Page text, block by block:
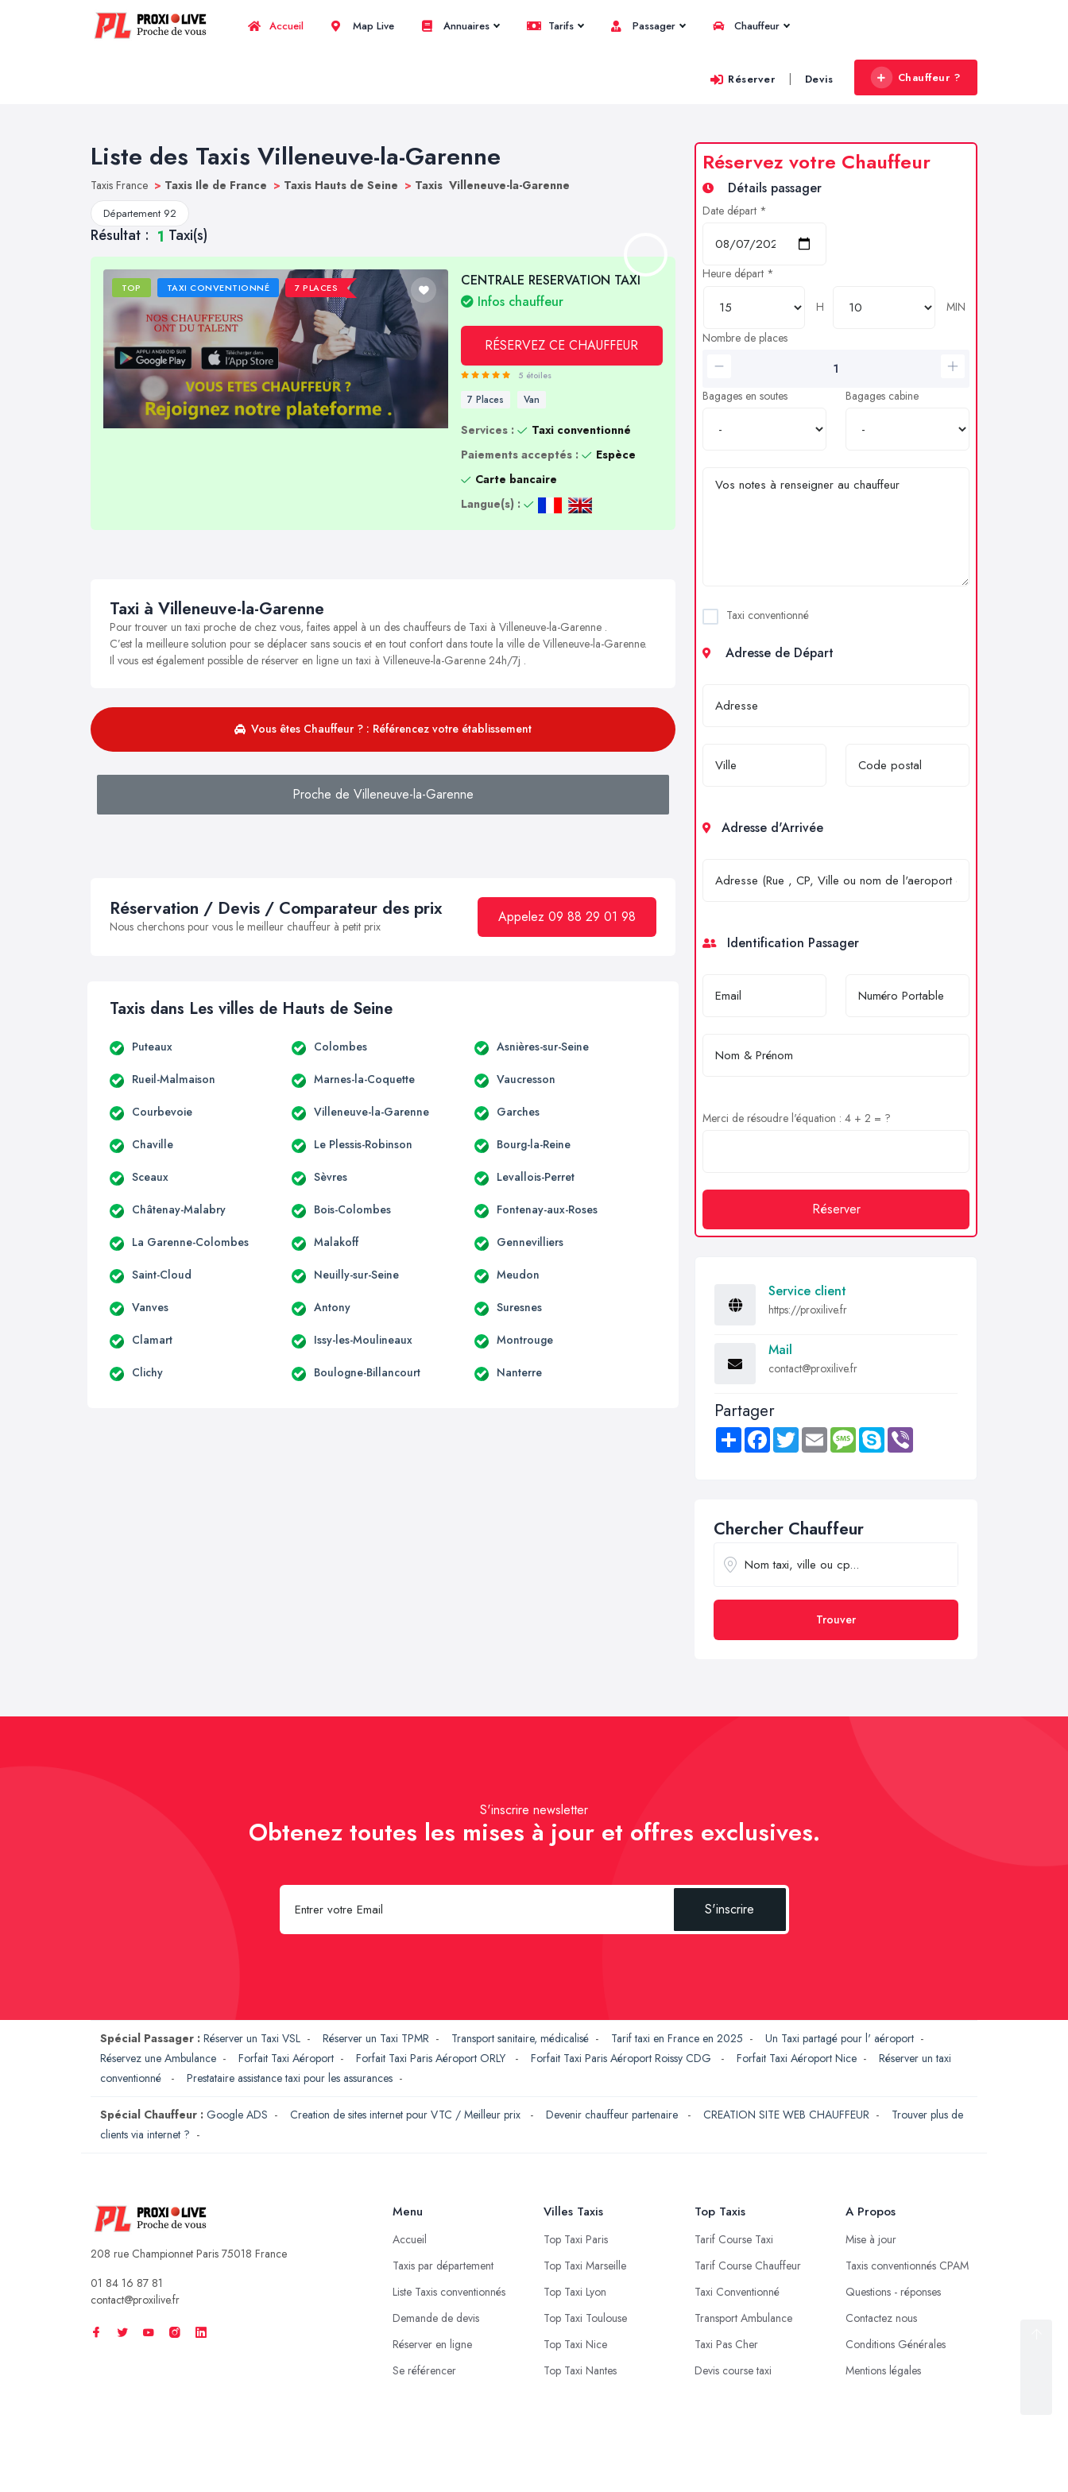
Accueil Map Live Annuaires Tarifs Passager Chauffeur
Réserver | Devis Chauffeur ?
Liste des Taxis Villeneuve-la-Garenne
Taxis France > Taxis Ile de France > Taxis Hauts de Seine > Taxis Villeneuve-la-Garenne
Département 92
Résultat : 1 Taxi(s)
TOP TAXI CONVENTIONNÉ 7 PLACES
CENTRALE RESERVATION TAXI
Infos chauffeur
RÉSERVEZ CE CHAUFFEUR
5 étoiles
7 Places Van
Services :
Taxi conventionné
Paiements acceptés :
Espèce
Carte bancaire
Langue(s) :
Taxi à Villeneuve-la-Garenne
Pour trouver un taxi proche de chez vous, faites appel à un des chauffeurs de Taxi à Villeneuve-la-Garenne .
C’est la meilleure solution pour se déplacer sans soucis et en tout confort dans toute la ville de Villeneuve-la-Garenne.
Il vous est également possible de réserver en ligne un taxi à Villeneuve-la-Garenne 24h/7j .
Vous êtes Chauffeur ? : Référencez votre établissement
Proche de Villeneuve-la-Garenne
Réservation / Devis / Comparateur des prix
Nous cherchons pour vous le meilleur chauffeur à petit prix
Appelez 09 88 29 01 98
Taxis dans Les villes de Hauts de Seine
Puteaux Colombes Asnières-sur-Seine
Rueil-Malmaison Marnes-la-Coquette Vaucresson
Courbevoie Villeneuve-la-Garenne Garches
Chaville Le Plessis-Robinson Bourg-la-Reine
Sceaux Sèvres Levallois-Perret
Châtenay-Malabry Bois-Colombes Fontenay-aux-Roses
La Garenne-Colombes Malakoff Gennevilliers
Saint-Cloud Neuilly-sur-Seine Meudon
Vanves Antony Suresnes
Clamart Issy-les-Moulineaux Montrouge
Clichy Boulogne-Billancourt Nanterre
Réservez votre Chauffeur
Détails passager
Date départ *
Heure départ *
H
MIN
Nombre de places
Bagages en soutes Bagages cabine
Taxi conventionné
Adresse de Départ
Adresse d'Arrivée
Identification Passager
Merci de résoudre l'équation : 4 + 2 = ?
Réserver
Service client
https://proxilive.fr
Mail
contact@proxilive.fr
Partager
Share FacebookTwitter Email MessageSkype
Chercher Chauffeur
Trouver
S'inscrire newsletter
Obtenez toutes les mises à jour et offres exclusives.
S'inscrire
Spécial Passager : Réserver un Taxi VSL - Réserver un Taxi TPMR - Transport sanitaire, médicalisé - Tarif taxi en France en 2025 - Un Taxi partagé pour l' aéroport -
Réservez une Ambulance - Forfait Taxi Aéroport - Forfait Taxi Paris Aéroport ORLY - Forfait Taxi Paris Aéroport Roissy CDG - Forfait Taxi Aéroport Nice - Réserver un taxi
conventionné
- Prestataire assistance taxi pour les assurances -
Spécial Chauffeur : Google ADS - Creation de sites internet pour VTC / Meilleur prix - Devenir chauffeur partenaire - CREATION SITE WEB CHAUFFEUR - Trouver plus de
clients via internet ? -
208 rue Championnet Paris 75018 France
01 84 16 87 81
contact@proxilive.fr
Menu
Accueil
Taxis par département
Liste Taxis conventionnés
Demande de devis
Réserver en ligne
Se référencer
Villes Taxis
Top Taxi Paris
Top Taxi Marseille
Top Taxi Lyon
Top Taxi Toulouse
Top Taxi Nice
Top Taxi Nantes
Top Taxis
Tarif Course Taxi
Tarif Course Chauffeur
Taxi Conventionné
Transport Ambulance
Taxi Pas Cher
Devis course taxi
A Propos
Mise à jour
Taxis conventionnés CPAM
Questions - réponses
Contactez nous
Conditions Générales
Mentions légales